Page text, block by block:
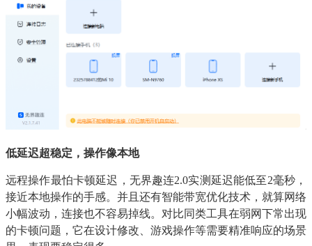
低延迟超稳定，操作像本地
远程操作最怕卡顿延迟，无界趣连2.0实测延迟能低至2毫秒，
接近本地操作的手感。并且还有智能带宽优化技术，就算网络
小幅波动，连接也不容易掉线。对比同类工具在弱网下常出现
的卡顿问题，它在设计修改、游戏操作等需要精准响应的场景